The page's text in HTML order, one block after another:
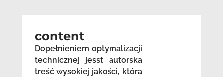
content
Dopełnieniem optymalizacji
technicznej jesst autorska
treść wysokiej jakości, która